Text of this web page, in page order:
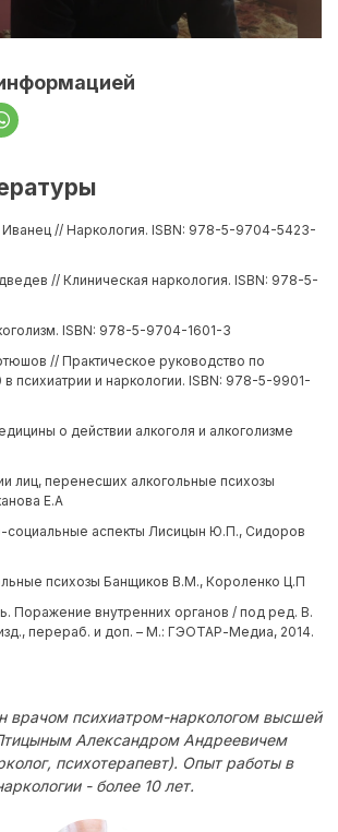
// Наркология. ISBN: 978-5-9704-5423-
// Клиническая наркология. ISBN: 978-5-
ISBN: 978-5-9704-1601-3
// Практическое руководство по
психиатрии и наркологии. ISBN: 978-5-9901-
о действии алкоголя и алкоголизме
лиц, перенесших алкогольные психозы
Е.А
социальные аспекты Лисицын Ю.П., Сидоров
психозы Банщиков В.М., Короленко Ц.П
Поражение внутренних органов / под ред. В.
перераб. и доп. – М.: ГЭОТАР-Медиа, 2014.
врачом психиатром-наркологом высшей
Александром Андреевичем
психотерапевт). Опыт работы в
- более 10 лет.